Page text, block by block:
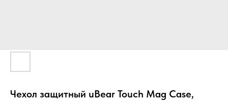
Чехол защитный uBear Touch Mag Case,